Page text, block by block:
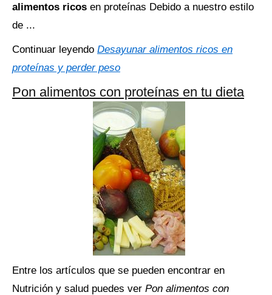
alimentos ricos en proteínas Debido a nuestro estilo
de ...
Continuar leyendo Desayunar alimentos ricos en
proteínas y perder peso
Pon alimentos con proteínas en tu dieta
Entre los artículos que se pueden encontrar en
Nutrición y salud puedes ver Pon alimentos con